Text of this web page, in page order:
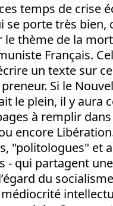
ces temps de crise
se porte très bien,
le thème de la
Français.
un texte sur
Si le
le plein, il y aura
à remplir dans
ou encore
"politologues" et
- qui partagent
du